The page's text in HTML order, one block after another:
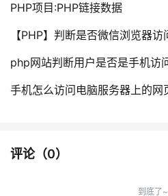
PHP项目:PHP链接数据
【PHP】判断是否微信浏览器访
php网站判断用户是否是手机访
手机怎么访问电脑服务器上的网
评论（0）
到底了~